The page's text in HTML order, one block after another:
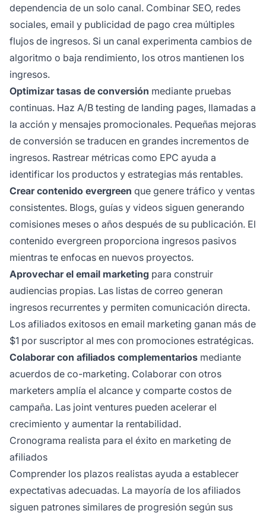
dependencia de un solo canal. Combinar SEO, redes
sociales, email y publicidad de pago crea múltiples
flujos de ingresos. Si un canal experimenta cambios de
algoritmo o baja rendimiento, los otros mantienen los
ingresos.
Optimizar tasas de conversión mediante pruebas
continuas. Haz A/B testing de landing pages, llamadas a
la acción y mensajes promocionales. Pequeñas mejoras
de conversión se traducen en grandes incrementos de
ingresos. Rastrear métricas como EPC ayuda a
identificar los productos y estrategias más rentables.
Crear contenido evergreen que genere tráfico y ventas
consistentes. Blogs, guías y videos siguen generando
comisiones meses o años después de su publicación. El
contenido evergreen proporciona ingresos pasivos
mientras te enfocas en nuevos proyectos.
Aprovechar el email marketing para construir
audiencias propias. Las listas de correo generan
ingresos recurrentes y permiten comunicación directa.
Los afiliados exitosos en email marketing ganan más de
$1 por suscriptor al mes con promociones estratégicas.
Colaborar con afiliados complementarios mediante
acuerdos de co-marketing. Colaborar con otros
marketers amplía el alcance y comparte costos de
campaña. Las joint ventures pueden acelerar el
crecimiento y aumentar la rentabilidad.
Cronograma realista para el éxito en marketing de
afiliados
Comprender los plazos realistas ayuda a establecer
expectativas adecuadas. La mayoría de los afiliados
siguen patrones similares de progresión según sus